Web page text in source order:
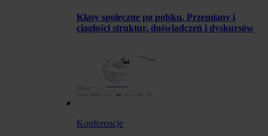
Klasy społeczne po polsku. Przemiany i
ciągłości struktur, doświadczeń i dyskursów
Konferencje